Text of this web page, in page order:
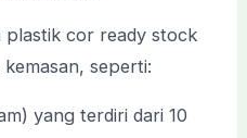
plastik cor ready stock
seperti:
yang terdiri dari 10